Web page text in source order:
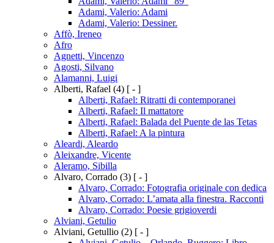
Adami, Valerio: Adami
Adami, Valerio: Dessiner.
Affò, Ireneo
Afro
Agnetti, Vincenzo
Agosti, Silvano
Alamanni, Luigi
Alberti, Rafael (4) [ - ]
Alberti, Rafael: Ritratti di contemporanei
Alberti, Rafael: Il mattatore
Alberti, Rafael: Balada del Puente de las Tetas
Alberti, Rafael: A la pintura
Aleardi, Aleardo
Aleixandre, Vicente
Aleramo, Sibilla
Alvaro, Corrado (3) [ - ]
Alvaro, Corrado: Fotografia originale con dedica
Alvaro, Corrado: L’amata alla finestra. Racconti
Alvaro, Corrado: Poesie grigioverdi
Alviani, Getulio
Alviani, Getullio (2) [ - ]